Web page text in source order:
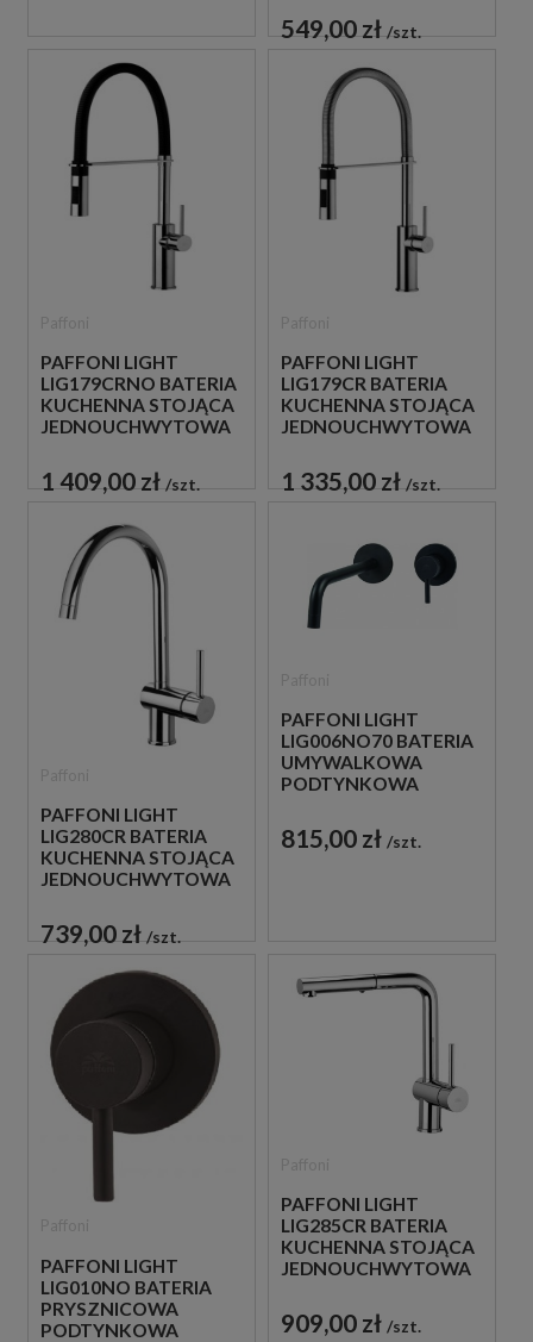
549,00 zł szt.
PAFFONI LIGHT
LIG179CRNO BATERIA
KUCHENNA STOJĄCA
JEDNOUCHWYTOWA
1 409,00 zł szt.
PAFFONI LIGHT
LIG179CR BATERIA
KUCHENNA STOJĄCA
JEDNOUCHWYTOWA
1 335,00 zł szt.
PAFFONI LIGHT
LIG280CR BATERIA
KUCHENNA STOJĄCA
JEDNOUCHWYTOWA
739,00 zł szt.
PAFFONI LIGHT
LIG006NO70 BATERIA
UMYWALKOWA
PODTYNKOWA
CZARNA
815,00 zł szt.
PAFFONI LIGHT
LIG010NO BATERIA
PRYSZNICOWA
PODTYNKOWA
PAFFONI LIGHT
LIG285CR BATERIA
KUCHENNA STOJĄCA
JEDNOUCHWYTOWA
909,00 zł szt.